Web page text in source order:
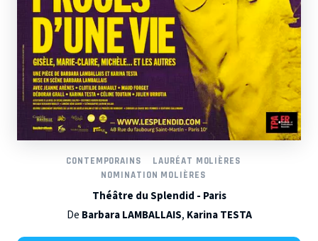
CONTEMPORAINS
LAURÉAT MOLIÈRES
NOMINATION MOLIÈRES
Théâtre du Splendid - Paris
De Barbara LAMBALLAIS, Karina TESTA